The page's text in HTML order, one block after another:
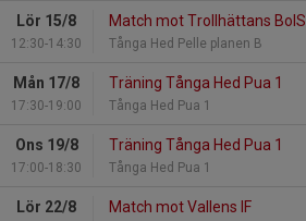
Lör 15/8
12:30-14:30
Match mot Trollhättans BoIS
Tånga Hed Pelle planen B
Mån 17/8
17:30-19:00
Träning Tånga Hed Pua 1
Tånga Hed Pua 1
Ons 19/8
17:00-18:30
Träning Tånga Hed Pua 1
Tånga Hed Pua 1
Lör 22/8 Match mot Vallens IF